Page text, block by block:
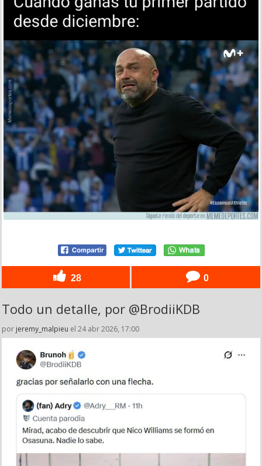
28 0
Todo un detalle, por @BrodiiKDB
por jeremy_malpieu el 24 abr 2026, 17:00